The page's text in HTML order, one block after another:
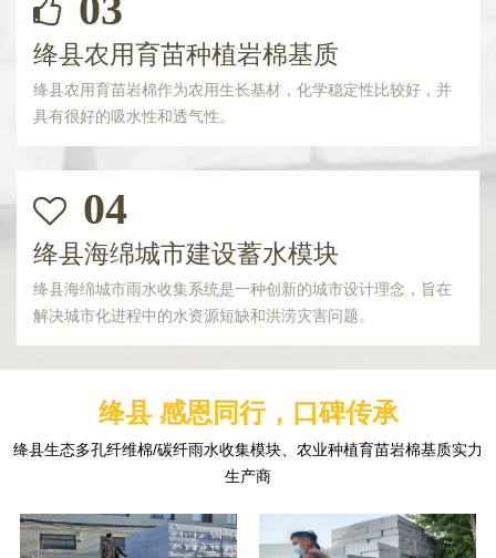
绛县农用育苗种植岩棉基质
绛县农用育苗岩棉作为农用生长基材，化学稳定性比较好，并
具有很好的吸水性和透气性。
04
绛县海绵城市建设蓄水模块
绛县海绵城市雨水收集系统是一种创新的城市设计理念，旨在
解决城市化进程中的水资源短缺和洪涝灾害问题。
绛县 感恩同行，口碑传承
绛县生态多孔纤维棉/碳纤雨水收集模块、农业种植育苗岩棉基质实力
生产商